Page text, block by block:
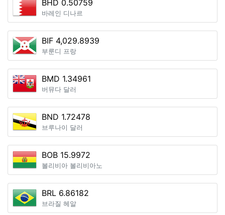
BHD 0.50759
바레인 디나르
BIF 4,029.8939
부룬디 프랑
BMD 1.34961
버뮤다 달러
BND 1.72478
브루나이 달러
BOB 15.9972
볼리비아 볼리비아노
BRL 6.86182
브라질 헤알